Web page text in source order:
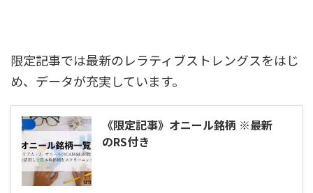
限定記事では最新のレラティブストレングスをはじ
め、データが充実しています。
《限定記事》オニール銘柄 ※最新
のRS付き